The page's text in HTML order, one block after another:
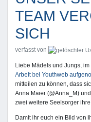
TEAM
ICH
verfasst von
Liebe Mädels und Jungs, im
Arbeit bei Youthweb
mitteilen zu können, dass
Anna Maier (@Anna_M)
zwei weitere Seelsorger ihre
Damit ihr euch ein Bild von